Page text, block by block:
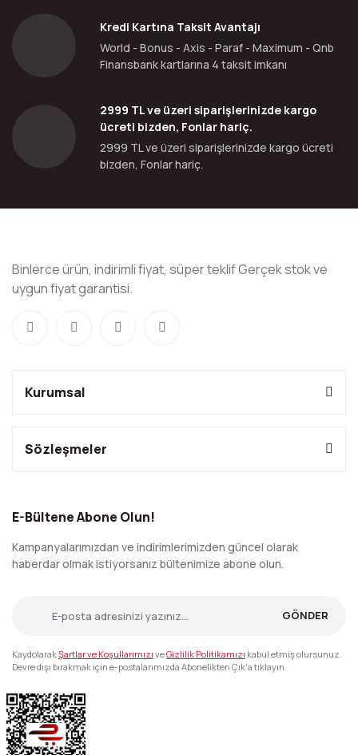
Kredi Kartına Taksit Avantajı
World - Bonus - Axis - Paraf - Maximum - Qnb
Finansbank kartlarına 4 taksit imkanı
2999 TL ve üzeri siparişlerinizde kargo
ücreti bizden, Fonlar hariç.
2999 TL ve üzeri siparişlerinizde kargo ücreti
bizden, Fonlar hariç.
Binlerce ürün, indirimli fiyat, süper teklif Gerçek stok ve
uygun fiyat garantisi.
Kurumsal
Sözleşmeler
E-Bültene Abone Olun!
Kampanyalarımızdan ve indirimlerimizden güncel olarak
haberdar olmak istiyorsanız bültenimize abone olun.
GÖNDER
KaydolarakŞartlar ve Koşullarımızı veGizlilik Politikamızı kabul etmiş olursunuz.
Devre dışı bırakmak için e-postalarımızda Abonelikten Çık'a tıklayın.